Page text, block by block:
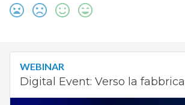
WEBINAR
Digital Event: Verso la